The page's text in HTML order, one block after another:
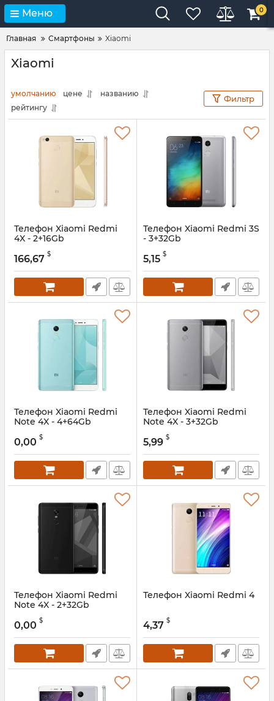
Меню 0
Главная Смартфоны Xiaomi
Xiaomi
умолчанию цене
названию
рейтингу
Фильтр
Телефон Xiaomi Redmi
4X - 2+16Gb
166,67 $
Телефон Xiaomi Redmi 3S
- 3+32Gb
5,15 $
Телефон Xiaomi Redmi
Note 4X - 4+64Gb
0,00 $
Телефон Xiaomi Redmi
Note 4X - 3+32Gb
5,99 $
Телефон Xiaomi Redmi
Note 4X - 2+32Gb
0,00 $
Телефон Xiaomi Redmi 4
4,37 $